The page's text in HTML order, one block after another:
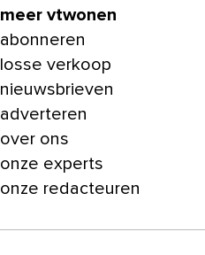
meer vtwonen
abonneren
losse verkoop
nieuwsbrieven
adverteren
over ons
onze experts
onze redacteuren